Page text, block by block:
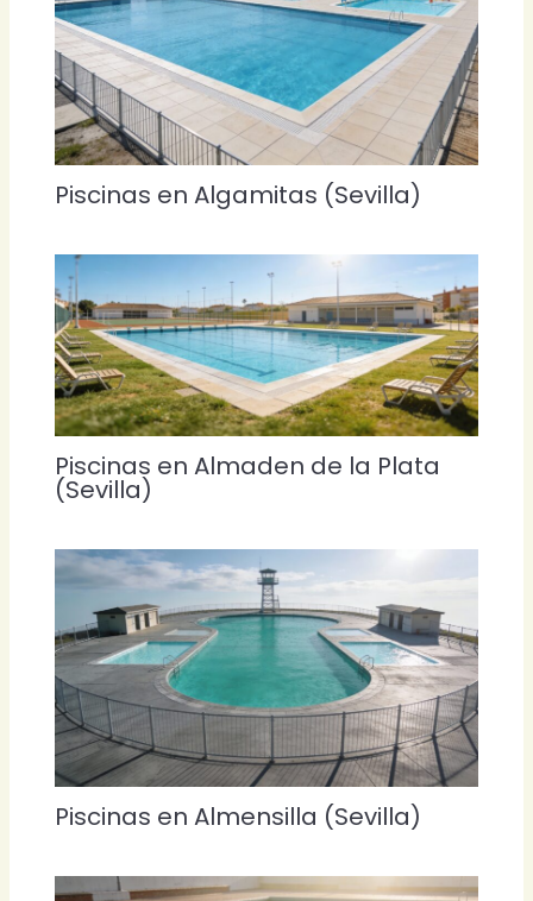
Piscinas en Algamitas (Sevilla)
Piscinas en Almaden de la Plata
(Sevilla)
Piscinas en Almensilla (Sevilla)